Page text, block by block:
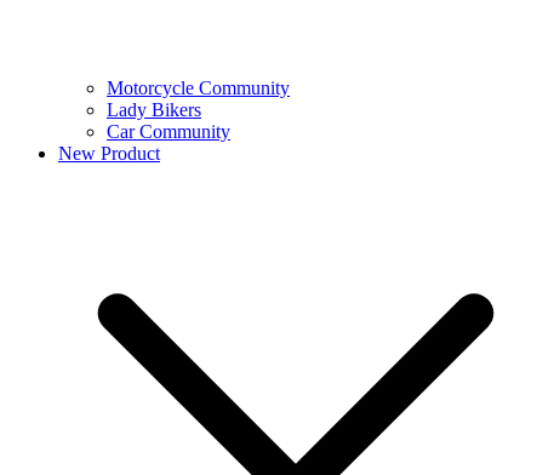
Motorcycle Community
Lady Bikers
Car Community
New Product